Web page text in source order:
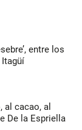
entre los
al cacao, al
De la Espriella